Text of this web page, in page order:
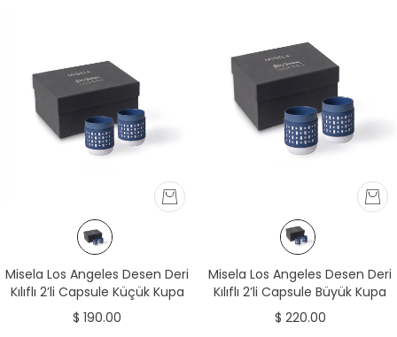
Misela Los Angeles Desen Deri
Kılıflı 2’li Capsule Küçük Kupa
Seti Beyaz&Okyanus
$ 190.00
Misela Los Angeles Desen Deri
Kılıflı 2’li Capsule Büyük Kupa
Seti Beyaz&Okyanus
$ 220.00